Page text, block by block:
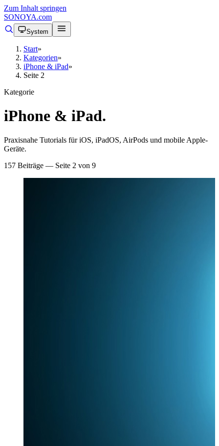
Zum Inhalt springen
SONOYA.com
System
Start»
Kategorien»
iPhone & iPad»
Seite 2
Kategorie
iPhone & iPad.
Praxisnahe Tutorials für iOS, iPadOS, AirPods und mobile Apple-
Geräte.
157 Beiträge — Seite 2 von 9